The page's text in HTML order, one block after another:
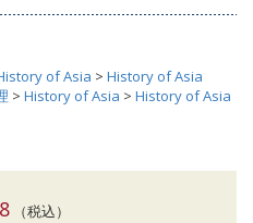
of Asia > History of Asia
> History of Asia > History of Asia
（税込）